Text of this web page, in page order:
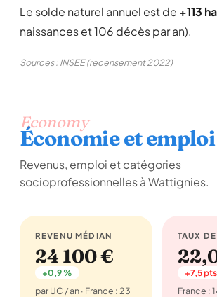
Le solde naturel annuel est de +113
naissances et 106 décès par an).
Sources : INSEE (recensement 2022)
Economy
Économie et emploi
Revenus, emploi et catégories
socioprofessionnelles à Wattignies.
REVENU MÉDIAN
24 100 €
+0,9 %
par UC / an · France : 23
TAUX
+7,5 pts
France :